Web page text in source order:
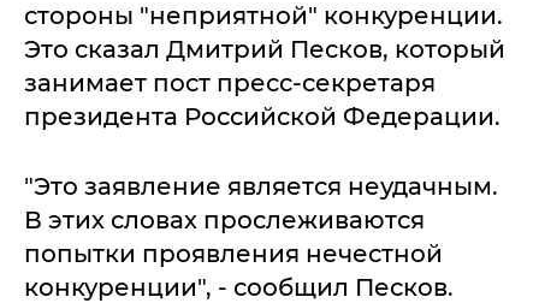
стороны "неприятной" конкуренции.
Это сказал Дмитрий Песков, который
занимает пост пресс-секретаря
президента Российской Федерации.
"Это заявление является неудачным.
В этих словах прослеживаются
попытки проявления нечестной
конкуренции", - сообщил Песков.